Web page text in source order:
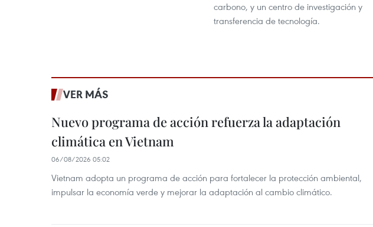
carbono, y un centro de investigación y
transferencia de tecnología.
VER MÁS
Nuevo programa de acción refuerza la adaptación
climática en Vietnam
06/08/2026 05:02
Vietnam adopta un programa de acción para fortalecer la protección ambiental,
impulsar la economía verde y mejorar la adaptación al cambio climático.